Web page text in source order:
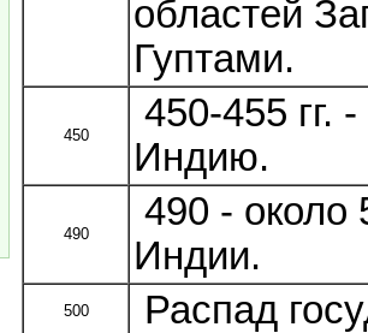
областей
Гуптами.
450
450-455 гг.
Индию.
490
490 - около
Индии.
500 Распад